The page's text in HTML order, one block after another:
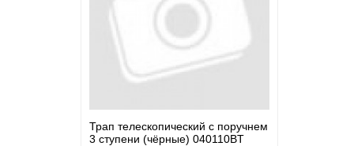
Трап телескопический с поручнем
3 ступени (чёрные) 040110BT